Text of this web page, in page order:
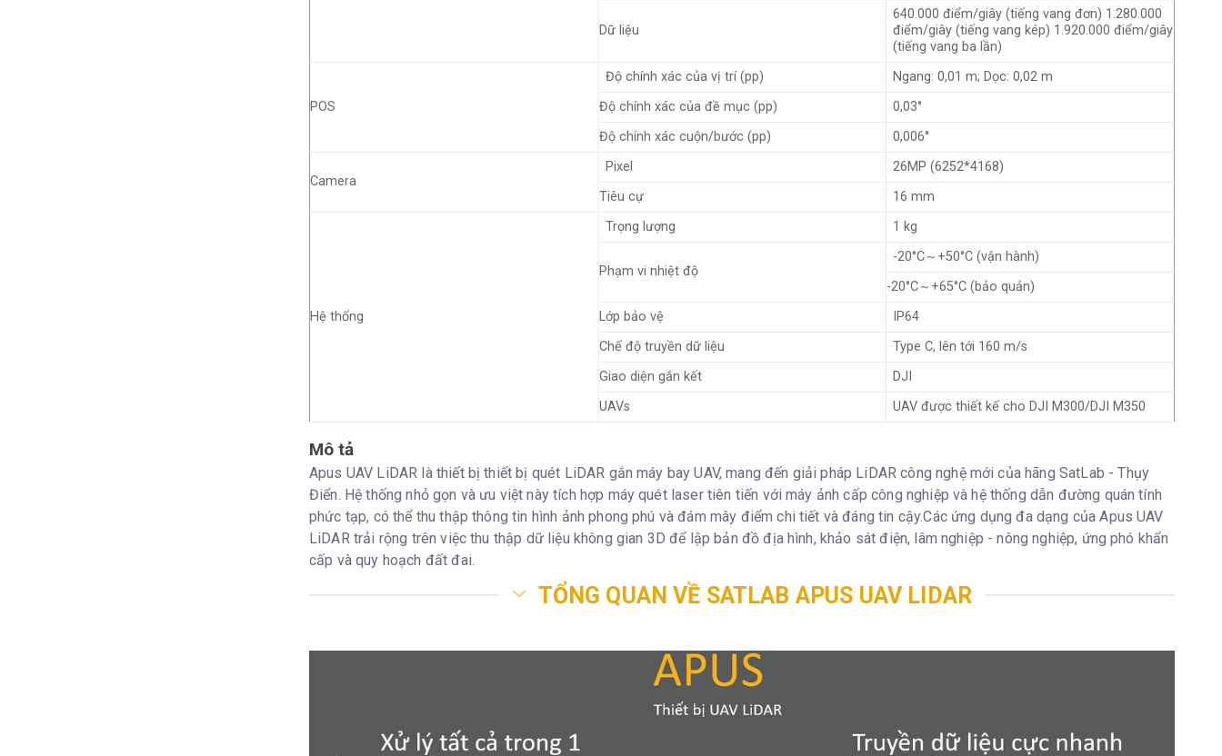
Dữ liệu
640.000 điểm/giây (tiếng vang đơn) 1.280.000
điểm/giây (tiếng vang kép) 1.920.000 điểm/giây
(tiếng vang ba lần)
POS
Độ chính xác của vị trí (pp)
Ngang: 0,01 m; Dọc: 0,02 m
Độ chính xác của đề mục (pp)
0,03°
Độ chính xác cuộn/bước (pp)
0,006°
Camera
Pixel 26MP(6252*4168)
Tiêu cự
16 mm
Hệ thống
Trọng lượng 1 kg
Phạm vi nhiệt độ
-20°C～+50°C (vận hành)
-20°C～+65°C (bảo quản)
Lớp bảo vệ
IP64
Chế độ truyền dữ liệu
Type C, lên tới 160 m/s
Giao diện gắn kết
DJI
UAVs
UAV được thiết kế cho DJI M300/DJI M350
Mô tả
Apus UAV LiDAR là thiết bị thiết bị quét LiDAR gắn máy bay UAV, mang đến giải pháp LiDAR công nghệ mới của hãng SatLab - Thụy
Điển. Hệ thống nhỏ gọn và ưu việt này tích hợp máy quét laser tiên tiến với máy ảnh cấp công nghiệp và hệ thống dẫn đường quán tính
phức tạp, có thể thu thập thông tin hình ảnh phong phú và đám mây điểm chi tiết và đáng tin cậy.Các ứng dụng đa dạng của Apus UAV
LiDAR trải rộng trên việc thu thập dữ liệu không gian 3D để lập bản đồ địa hình, khảo sát điện, lâm nghiệp - nông nghiệp, ứng phó khẩn
cấp và quy hoạch đất đai.
TỔNG QUAN VỀ SATLAB APUS UAV LIDAR